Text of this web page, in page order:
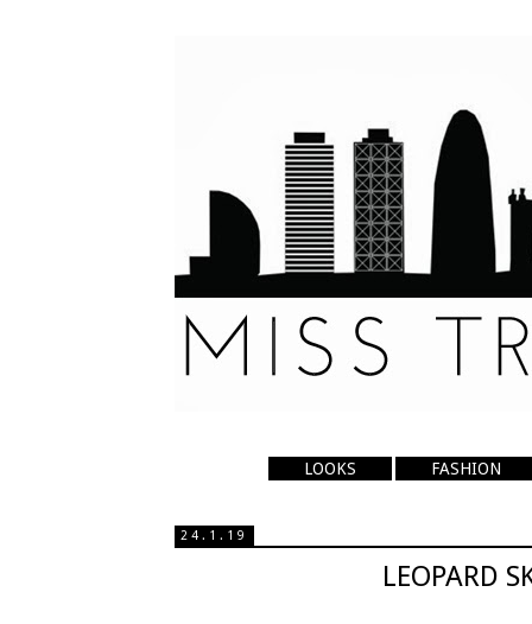
LOOKS FASHION
24.1.19
LEOPARD